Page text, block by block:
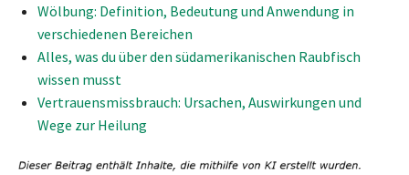
Wölbung: Definition, Bedeutung und Anwendung in
verschiedenen Bereichen
Alles, was du über den südamerikanischen Raubfisch
wissen musst
Vertrauensmissbrauch: Ursachen, Auswirkungen und
Wege zur Heilung